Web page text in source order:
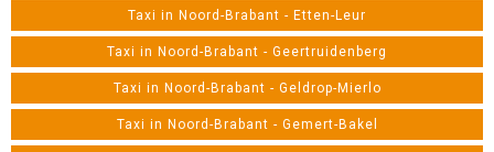
Taxi in Noord-Brabant - Etten-Leur
Taxi in Noord-Brabant - Geertruidenberg
Taxi in Noord-Brabant - Geldrop-Mierlo
Taxi in Noord-Brabant - Gemert-Bakel